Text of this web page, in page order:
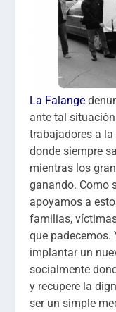
La Falange
ante tal
trabajadores a
donde siempre
mientras los
ganando. Como
apoyamos a
familias,
que padecemos.
implantar un
socialmente
y recupere la
ser un simple